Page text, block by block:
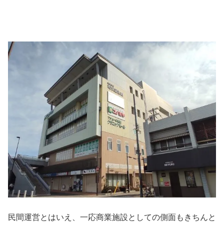
民間運営とはいえ、一応商業施設としての側面もきちんと